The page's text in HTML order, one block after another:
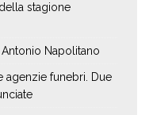
stagione
Napolitano
agenzie funebri. Due